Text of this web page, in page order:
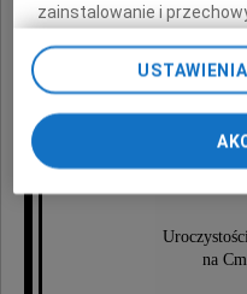
na
zainstalowanie i
na Twoim urządzeniu
chwili zmienić swoje
ponownie wywołując
preferencjami dot.
odnośnik „Ustawienia
Zmiana ustawień plików
pomocą ustawień